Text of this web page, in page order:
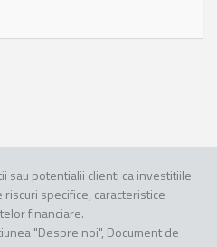
sau potentialii clienti ca investitiile
specifice, caracteristice
financiare.
"Despre noi", Document de